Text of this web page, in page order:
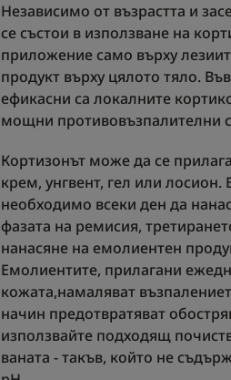
Независимо от възрастта и
се състои в използване на
приложение само върху
продукт върху цялото тяло.
ефикасни са локалните
мощни противовъзпалителни
Кортизонът може да се
крем, унгвент, гел или лосион.
необходимо всеки ден да
фазата на ремисия,
нанасяне на емолиентен
Емолиентите, прилагани
кожата,намаляват
начин предотвратяват
използвайте подходящ
ваната - такъв, който не